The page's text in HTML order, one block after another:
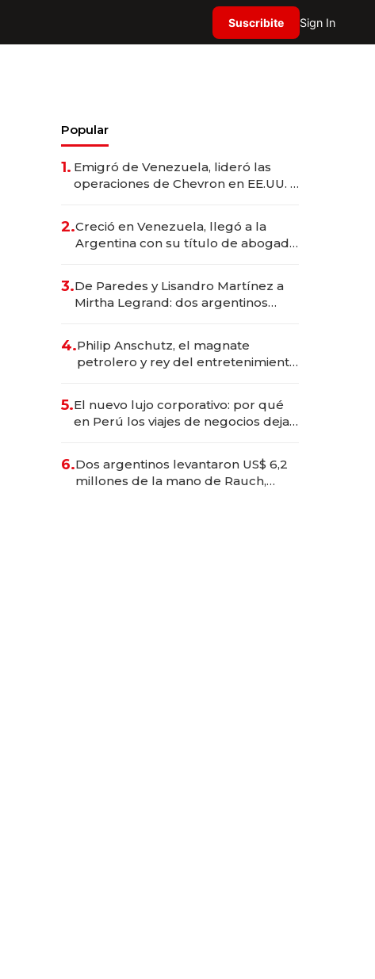
Suscribite Sign In
Popular
1. Emigró de Venezuela, lideró las
operaciones de Chevron en EE.UU. y
2.Creció en Venezuela, llegó a la
Argentina con su título de abogado
marcas "fast premium"
3.De Paredes y Lisandro Martínez a
Mirtha Legrand: dos argentinos
4.Philip Anschutz, el magnate
petrolero y rey del entretenimiento
5.El nuevo lujo corporativo: por qué
en Perú los viajes de negocios dejan
en experiencias transformadoras
6.Dos argentinos levantaron US$ 6,2
millones de la mano de Rauch,